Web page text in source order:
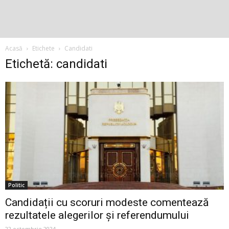
Acasă Etichete Candidati
Etichetă: candidati
Politic
Candidații cu scoruri modeste comentează
rezultatele alegerilor și referendumului